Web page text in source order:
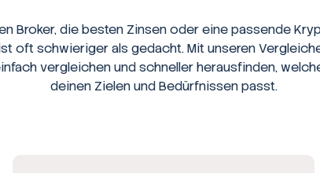
Broker, die besten Zinsen oder eine passende
oft schwieriger als gedacht. Mit unseren
vergleichen und schneller herausfinden,
deinen Zielen und Bedürfnissen passt.